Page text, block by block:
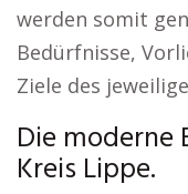
werden somit
Bedürfnisse,
Ziele des
Die moderne
Kreis Lippe.